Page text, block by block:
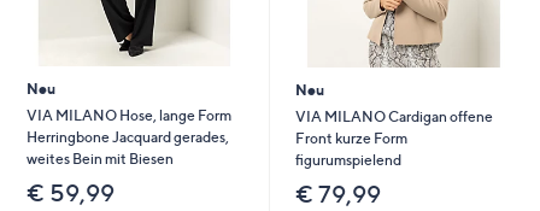
Neu
VIA MILANO Hose, lange Form
Herringbone Jacquard gerades,
weites Bein mit Biesen
€ 59,99
Neu
VIA MILANO Cardigan offene
Front kurze Form
figurumspielend
€ 79,99